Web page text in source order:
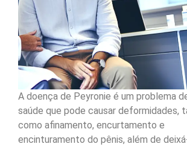
A doença de Peyronie é um problema
saúde que pode causar deformidades,
como afinamento, encurtamento e
encinturamento do pênis, além de